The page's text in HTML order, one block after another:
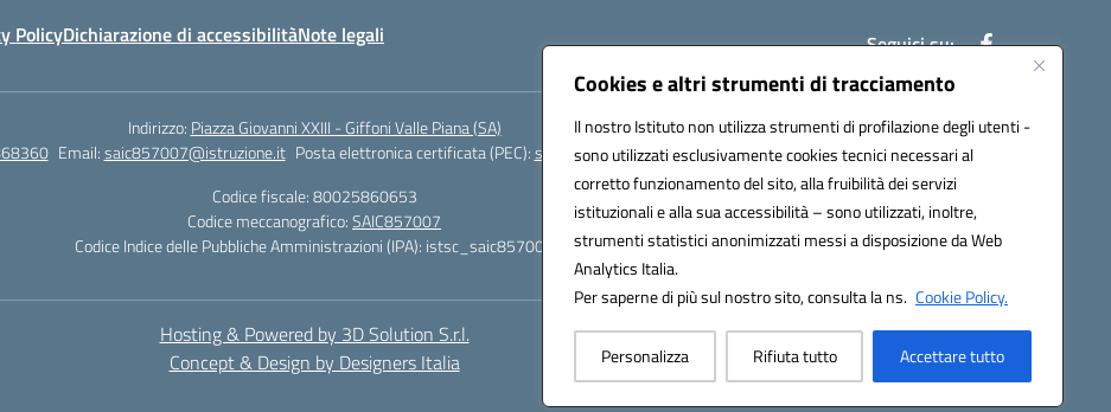
Cookies e altri strumenti di tracciamento
Il nostro Istituto non utilizza strumenti di profilazione degli utenti -
sono utilizzati esclusivamente cookies tecnici necessari al
corretto funzionamento del sito, alla fruibilità dei servizi
istituzionali e alla sua accessibilità – sono utilizzati, inoltre,
strumenti statistici anonimizzati messi a disposizione da Web
Analytics Italia.
Per saperne di più sul nostro sito, consulta la ns. Cookie Policy.
Personalizza Rifiuta tutto Accettare tutto
PolicyDichiarazione di accessibilitàNote legali Seguici su:
Indirizzo: Piazza Giovanni XXIII - Giffoni Valle Piana (SA)
Email:saic857007@istruzione.it Posta elettronica certificata (PEC):saic857007@pec.istruzione.it
Codice fiscale: 80025860653
Codice meccanografico:SAIC857007
Codice Indice delle Pubbliche Amministrazioni (IPA): istsc_saic857007
Hosting & Powered by 3D Solution S.r.l.
Concept & Design by Designers Italia